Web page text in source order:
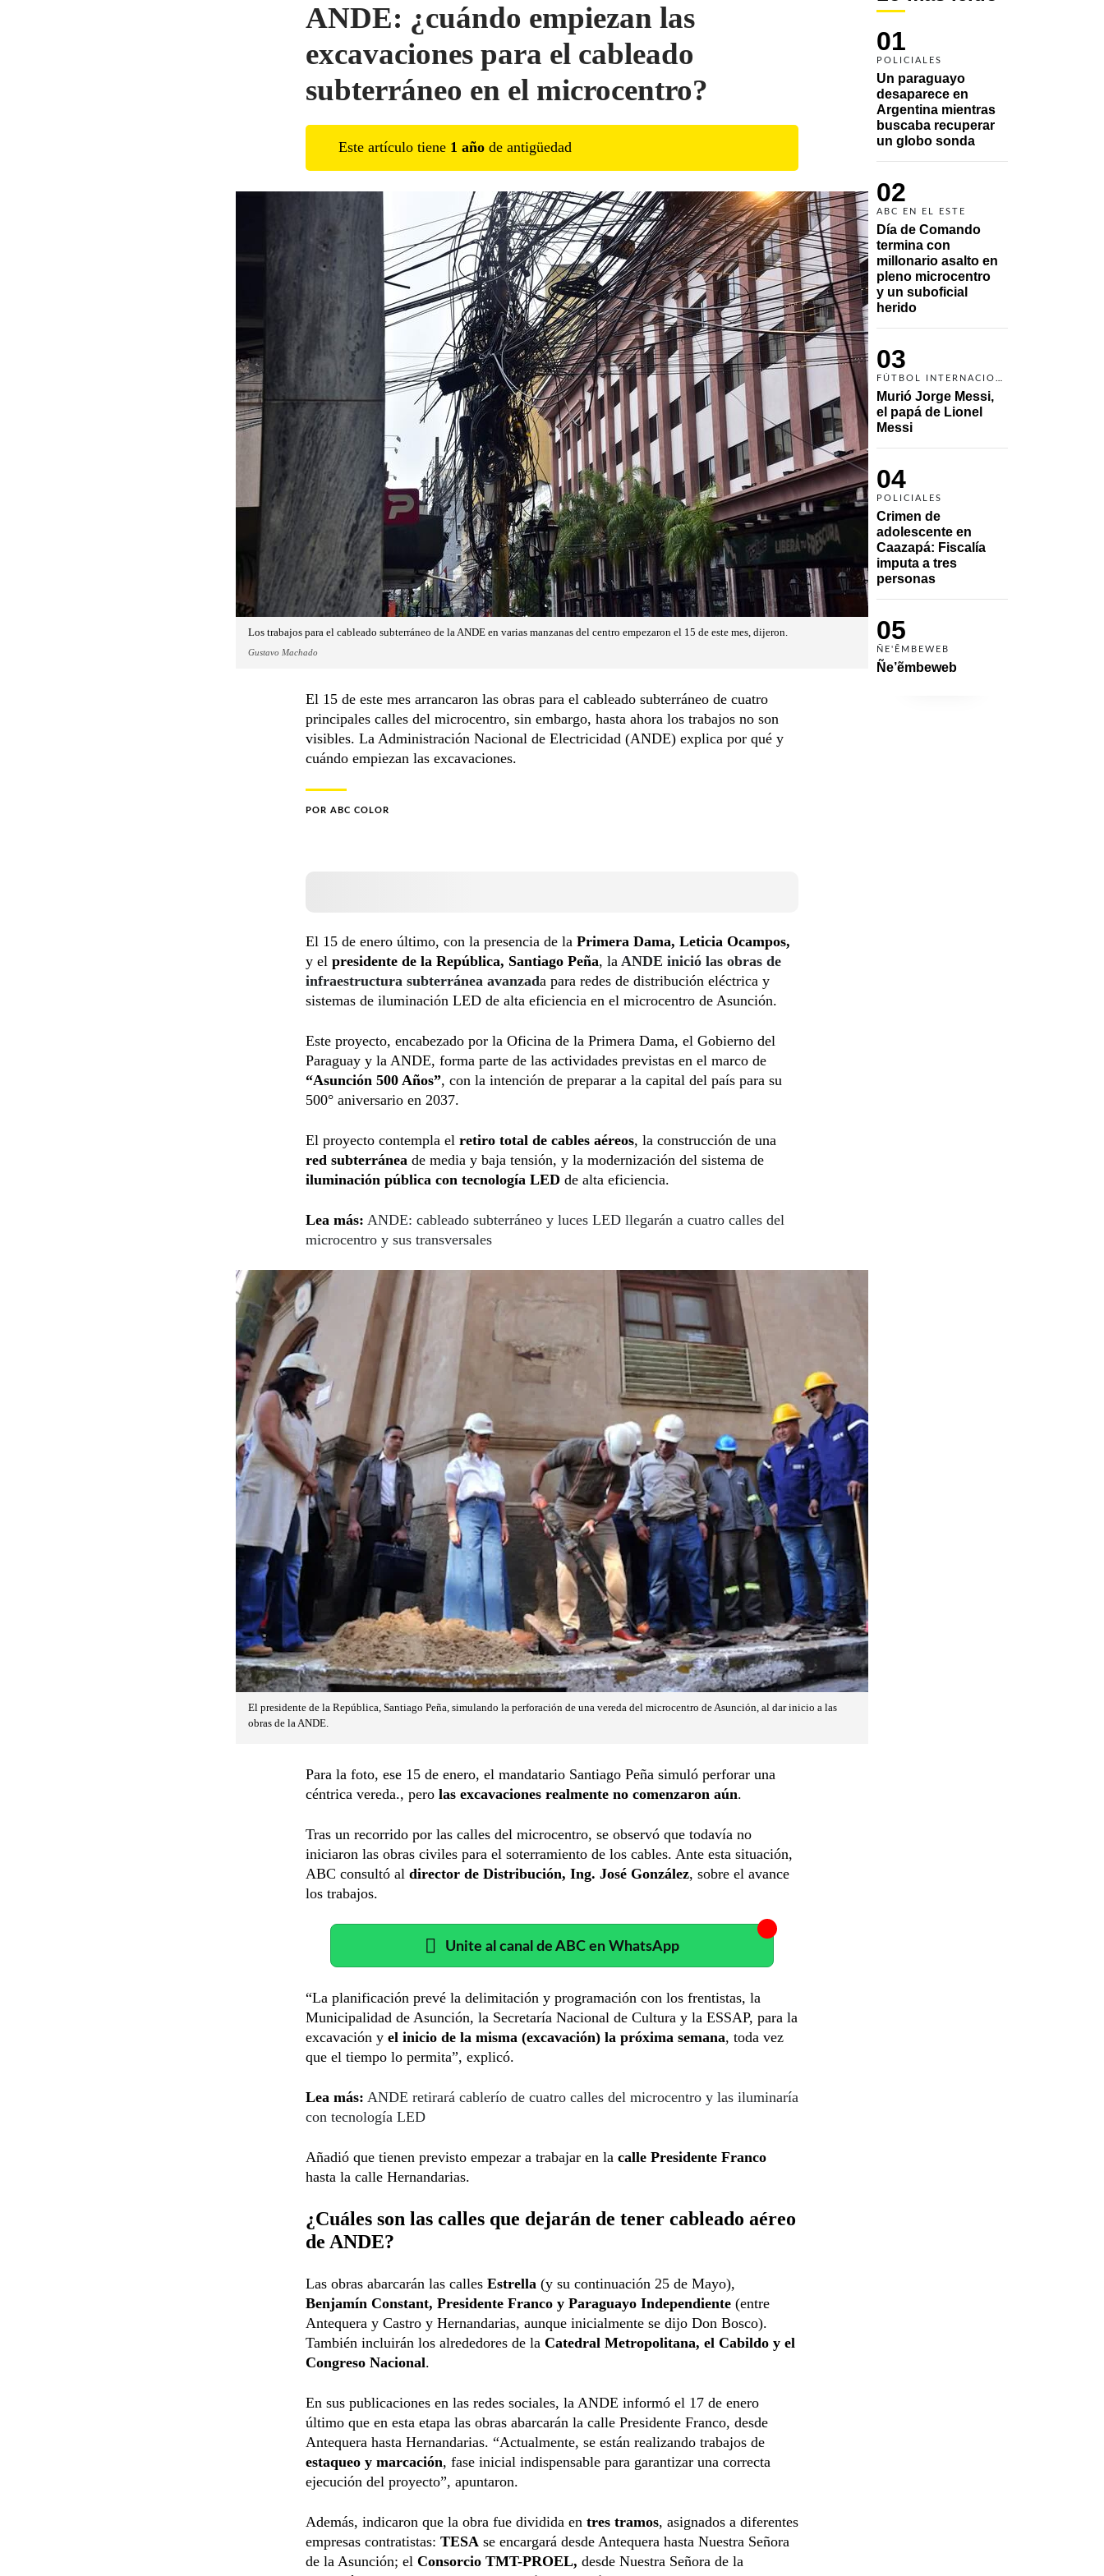
01
POLICIALES
Un paraguayo
desaparece en
Argentina mientras
buscaba recuperar
un globo sonda
02
ABC EN EL ESTE
Día de Comando
termina con
millonario asalto en
pleno microcentro
y un suboficial
herido
03
Murió Jorge Messi,
el papá de Lionel
Messi
04
POLICIALES
Crimen de
adolescente en
Caazapá: Fiscalía
imputa a tres
personas
05
ÑE'ẼMBEWEB
Ñe’ẽmbeweb
ANDE: ¿cuándo empiezan las
excavaciones para el cableado
subterráneo en el microcentro?
Este artículo tiene 1 año de antigüedad
Los trabajos para el cableado subterráneo de la ANDE en varias manzanas del centro empezaron el 15 de este mes, dijeron.
Gustavo Machado
El 15 de este mes arrancaron las obras para el cableado subterráneo de cuatro
principales calles del microcentro, sin embargo, hasta ahora los trabajos no son
visibles. La Administración Nacional de Electricidad (ANDE) explica por qué y
cuándo empiezan las excavaciones.
POR ABC COLOR
El 15 de enero último, con la presencia de la Primera Dama, Leticia Ocampos,
y el presidente de la República, Santiago Peña, la ANDE inició las obras de
infraestructura subterránea avanzada para redes de distribución eléctrica y
sistemas de iluminación LED de alta eficiencia en el microcentro de Asunción.
Este proyecto, encabezado por la Oficina de la Primera Dama, el Gobierno del
Paraguay y la ANDE, forma parte de las actividades previstas en el marco de
“Asunción 500 Años”, con la intención de preparar a la capital del país para su
500° aniversario en 2037.
El proyecto contempla el retiro total de cables aéreos, la construcción de una
red subterránea de media y baja tensión, y la modernización del sistema de
iluminación pública con tecnología LED de alta eficiencia.
Lea más: ANDE: cableado subterráneo y luces LED llegarán a cuatro calles del
microcentro y sus transversales
El presidente de la República, Santiago Peña, simulando la perforación de una vereda del microcentro de Asunción, al dar inicio a las
obras de la ANDE.
Para la foto, ese 15 de enero, el mandatario Santiago Peña simuló perforar una
céntrica vereda., pero las excavaciones realmente no comenzaron aún.
Tras un recorrido por las calles del microcentro, se observó que todavía no
iniciaron las obras civiles para el soterramiento de los cables. Ante esta situación,
ABC consultó al director de Distribución, Ing. José González, sobre el avance
los trabajos.
Unite al canal de ABC en WhatsApp
“La planificación prevé la delimitación y programación con los frentistas, la
Municipalidad de Asunción, la Secretaría Nacional de Cultura y la ESSAP, para la
excavación y el inicio de la misma (excavación) la próxima semana, toda vez
que el tiempo lo permita”, explicó.
Lea más: ANDE retirará cablerío de cuatro calles del microcentro y las iluminaría
con tecnología LED
Añadió que tienen previsto empezar a trabajar en la calle Presidente Franco
hasta la calle Hernandarias.
¿Cuáles son las calles que dejarán de tener cableado aéreo
de ANDE?
Las obras abarcarán las calles Estrella (y su continuación 25 de Mayo),
Benjamín Constant, Presidente Franco y Paraguayo Independiente (entre
Antequera y Castro y Hernandarias, aunque inicialmente se dijo Don Bosco).
También incluirán los alrededores de la Catedral Metropolitana, el Cabildo y el
Congreso Nacional.
En sus publicaciones en las redes sociales, la ANDE informó el 17 de enero
último que en esta etapa las obras abarcarán la calle Presidente Franco, desde
Antequera hasta Hernandarias. “Actualmente, se están realizando trabajos de
estaqueo y marcación, fase inicial indispensable para garantizar una correcta
ejecución del proyecto”, apuntaron.
Además, indicaron que la obra fue dividida en tres tramos, asignados a diferentes
empresas contratistas: TESA se encargará desde Antequera hasta Nuestra Señora
de la Asunción; el Consorcio TMT-PROEL, desde Nuestra Señora de la